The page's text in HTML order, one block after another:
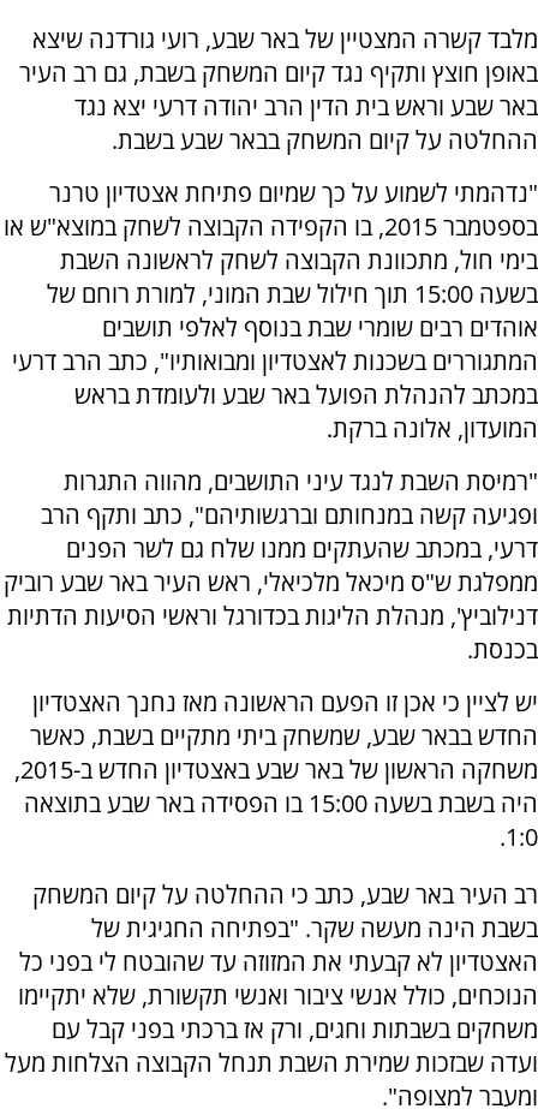
מלבד קשרה המצטיין של באר שבע, רועי גורדנה שיצא
באופן חוצץ ותקיף נגד קיום המשחק בשבת, גם רב העיר
באר שבע וראש בית הדין הרב יהודה דרעי יצא נגד
ההחלטה על קיום המשחק בבאר שבע בשבת.
"נדהמתי לשמוע על כך שמיום פתיחת אצטדיון טרנר
בספטמבר 2015, בו הקפידה הקבוצה לשחק במוצא"ש או
בימי חול, מתכוונת הקבוצה לשחק לראשונה השבת
בשעה 15:00 תוך חילול שבת המוני, למורת רוחם של
אוהדים רבים שומרי שבת בנוסף לאלפי תושבים
המתגוררים בשכנות לאצטדיון ומבואותיו", כתב הרב דרעי
במכתב להנהלת הפועל באר שבע ולעומדת בראש
המועדון, אלונה ברקת.
"רמיסת השבת לנגד עיני התושבים, מהווה התגרות
ופגיעה קשה במנחותם וברגשותיהם", כתב ותקף הרב
דרעי, במכתב שהעתקים ממנו שלח גם לשר הפנים
ממפלגת ש"ס מיכאל מלכיאלי, ראש העיר באר שבע רוביק
דנילוביץ', מנהלת הליגות בכדורגל וראשי הסיעות הדתיות
בכנסת.
יש לציין כי אכן זו הפעם הראשונה מאז נחנך האצטדיון
החדש בבאר שבע, שמשחק ביתי מתקיים בשבת, כאשר
משחקה הראשון של באר שבע באצטדיון החדש ב-2015,
היה בשבת בשעה 15:00 בו הפסידה באר שבע בתוצאה
1:0.
רב העיר באר שבע, כתב כי ההחלטה על קיום המשחק
בשבת הינה מעשה שקר. "בפתיחה החגיגית של
האצטדיון לא קבעתי את המזוזה עד שהובטח לי בפני כל
הנוכחים, כולל אנשי ציבור ואנשי תקשורת, שלא יתקיימו
משחקים בשבתות וחגים, ורק אז ברכתי בפני קבל עם
ועדה שבזכות שמירת השבת תנחל הקבוצה הצלחות מעל
ומעבר למצופה".